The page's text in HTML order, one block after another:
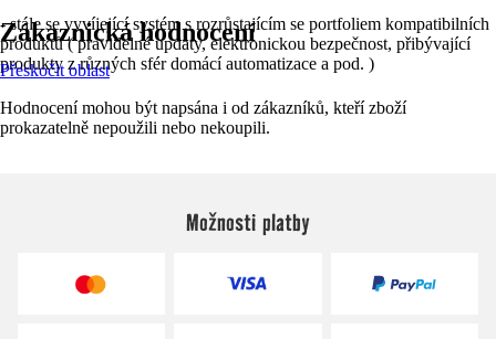
- stále se vyvíjející systém s rozrůstajícím se portfoliem kompatibilních
produktů ( pravidelné updaty, elektronickou bezpečnost, přibývající
produkty z různých sfér domácí automatizace a pod. )
Zákaznická hodnocení
Přeskočit oblast
Hodnocení mohou být napsána i od zákazníků, kteří zboží
prokazatelně nepoužili nebo nekoupili.
Možnosti platby